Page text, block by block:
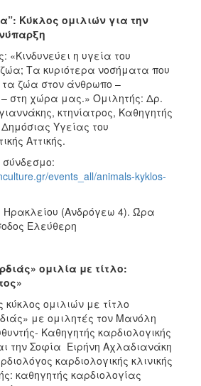
Κύκλος ομιλιών για την
«Κινδυνεύει η υγεία του
Τα κυριότερα νοσήματα που
τα ζώα στον άνθρωπο –
στη χώρα μας.» Ομιλητής: Δρ.
κτηνίατρος, Καθηγητής
Υγείας του
Αττικής.
events_all/animals-kyklos-
Ηρακλείου (Ανδρόγεω 4). Ώρα
Ελεύθερη
ομιλία με τίτλο:
κύκλος ομιλιών με τίτλο
με ομιλητές τον Μανόλη
Καθηγητής καρδιολογικής
την Σοφία Ειρήνη Αχλαδιανάκη
καρδιολογικής κλινικής
καθηγητής καρδιολογίας